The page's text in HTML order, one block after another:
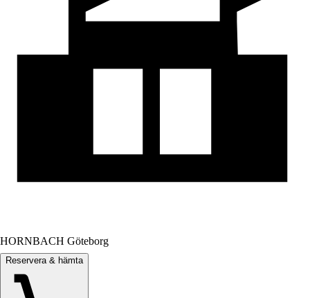
HORNBACH Göteborg
Reservera & hämta